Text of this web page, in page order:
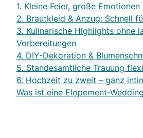
1. Kleine Feier, große Emotionen
2. Brautkleid & Anzug: Schnell
3. Kulinarische Highlights ohne
Vorbereitungen
4. DIY-Dekoration &
5. Standesamtliche Trauung
6. Hochzeit zu zweit – ganz
Was ist eine Elopement-